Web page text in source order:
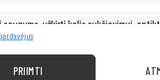
saugumą, užkirti kelią sukčiavimui,
ir pateikimas.
PRIIMTI